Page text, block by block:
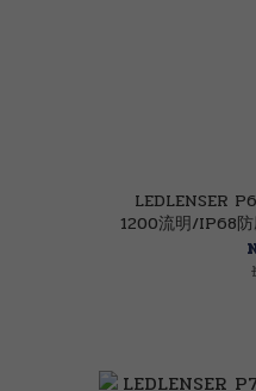
LEDLENSER
1200流明/IP68